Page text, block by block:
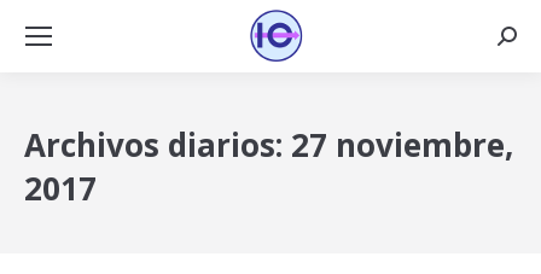
Archivos diarios: 27 noviembre,
2017